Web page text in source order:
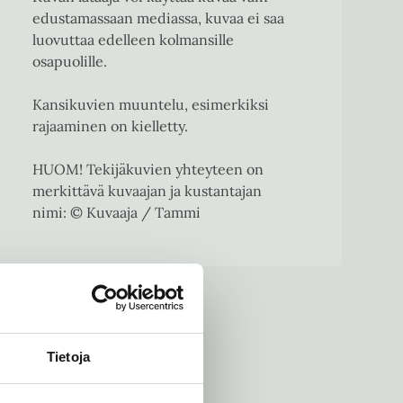
Tietoja
edustamassaan mediassa, kuvaa ei saa
luovuttaa edelleen kolmansille
osapuolille.
Kansikuvien muuntelu, esimerkiksi
rajaaminen on kielletty.
HUOM! Tekijäkuvien yhteyteen on
merkittävä kuvaajan ja kustantajan
nimi: © Kuvaaja / Tammi